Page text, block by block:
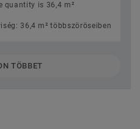
quantity is 36,4 m²
36,4 m² többszöröseiben
TÖBBET